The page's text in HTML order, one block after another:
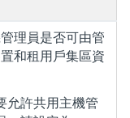
理員是否可由管
和租用戶集區資
允許共用主機管